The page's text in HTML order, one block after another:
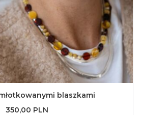
blaszkami
350,00 PLN